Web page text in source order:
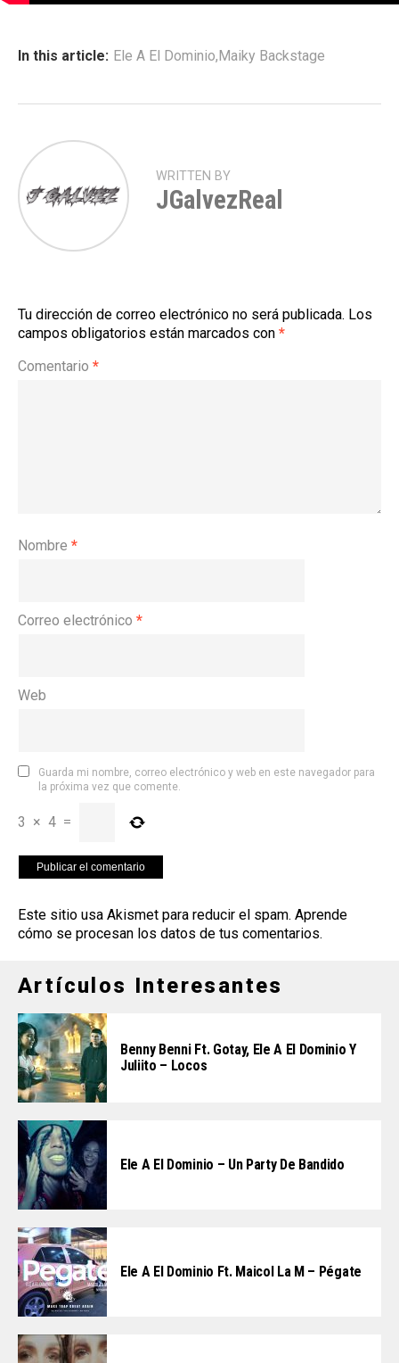
In this article: Ele A El Dominio,Maiky Backstage
WRITTEN BY
JGalvezReal
Tu dirección de correo electrónico no será publicada. Los
campos obligatorios están marcados con *
Comentario *
Nombre *
Correo electrónico *
Web
Guarda mi nombre, correo electrónico y web en este navegador para
la próxima vez que comente.
3 × 4 =
Este sitio usa Akismet para reducir el spam. Aprende
cómo se procesan los datos de tus comentarios.
Artículos Interesantes
Benny Benni Ft. Gotay, Ele A El Dominio Y
Juliito – Locos
Ele A El Dominio – Un Party De Bandido
Ele A El Dominio Ft. Maicol La M – Pégate